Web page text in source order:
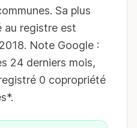
Sa plus
au registre est
Note Google :
24 derniers mois,
0 copropriété